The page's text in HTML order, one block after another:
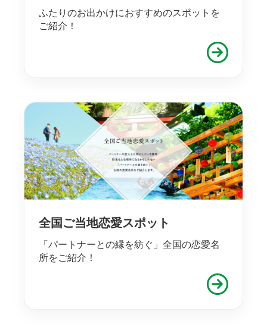
ふたりのお出かけにおすすめのスポットを
ご紹介！
全国ご当地恋愛スポット
「パートナーとの縁を紡ぐ」全国の恋愛名
所をご紹介！